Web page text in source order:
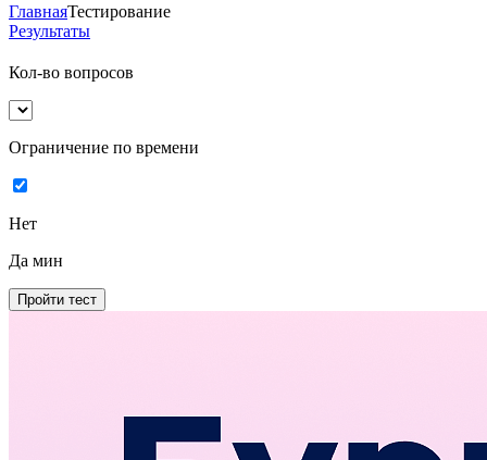
ГлавнаяТестирование
Результаты
Кол-во вопросов
Ограничение по времени
Нет
Да мин
Пройти тест